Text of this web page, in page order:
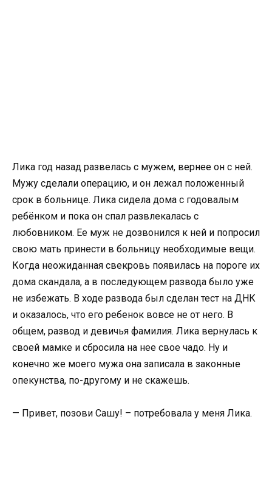
Лика год назад развелась с мужем, вернее он с ней.
Мужу сделали операцию, и он лежал положенный
срок в больнице. Лика сидела дома с годовалым
ребёнком и пока он спал развлекалась с
любовником. Ее муж не дозвонился к ней и попросил
свою мать принести в больницу необходимые вещи.
Когда неожиданная свекровь появилась на пороге их
дома скандала, а в последующем развода было уже
не избежать. В ходе развода был сделан тест на ДНК
и оказалось, что его ребенок вовсе не от него. В
общем, развод и девичья фамилия. Лика вернулась к
своей мамке и сбросила на нее свое чадо. Ну и
конечно же моего мужа она записала в законные
опекунства, по-другому и не скажешь.
— Привет, позови Сашу! – потребовала у меня Лика.